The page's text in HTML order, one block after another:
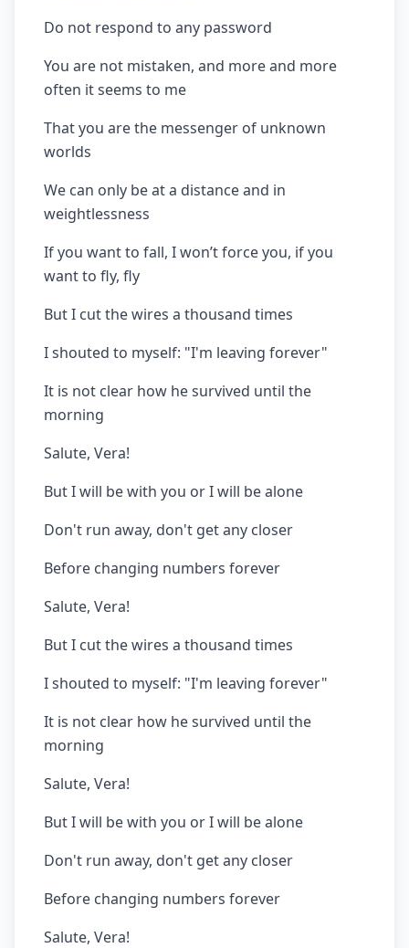
Do not respond to any password
You are not mistaken, and more and more
often it seems to me
That you are the messenger of unknown
worlds
We can only be at a distance and in
weightlessness
If you want to fall, I won’t force you, if you
want to fly, fly
But I cut the wires a thousand times
I shouted to myself: "I'm leaving forever"
It is not clear how he survived until the
morning
Salute, Vera!
But I will be with you or I will be alone
Don't run away, don't get any closer
Before changing numbers forever
Salute, Vera!
But I cut the wires a thousand times
I shouted to myself: "I'm leaving forever"
It is not clear how he survived until the
morning
Salute, Vera!
But I will be with you or I will be alone
Don't run away, don't get any closer
Before changing numbers forever
Salute, Vera!